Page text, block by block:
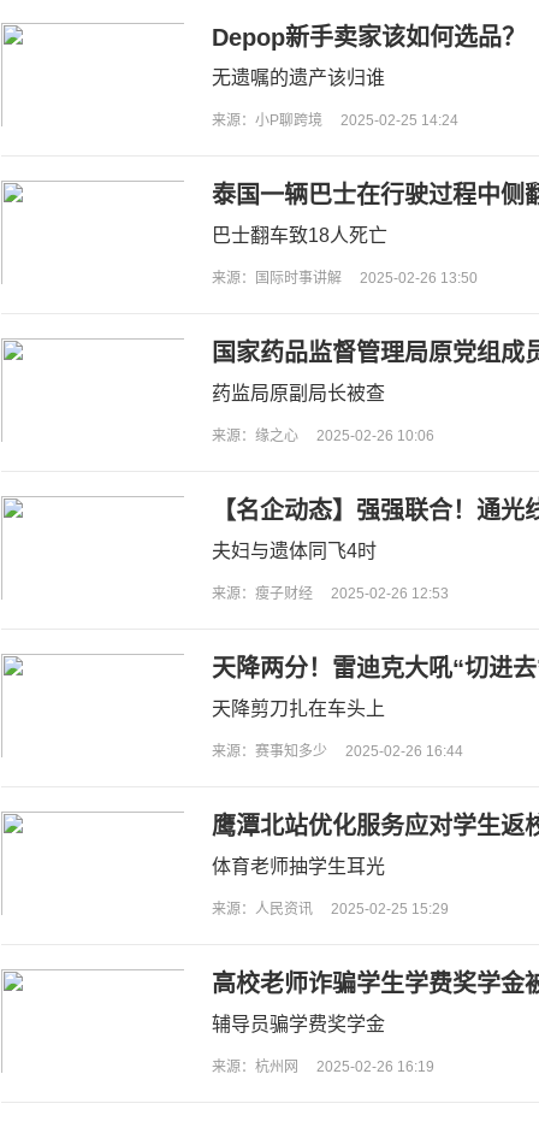
Depop新手卖家该如何选品？
无遗嘱的遗产该归谁
来源：小P聊跨境 2025-02-25 14:24
泰国一辆巴士在行驶过程中侧
巴士翻车致18人死亡
来源：国际时事讲解 2025-02-26 13:50
国家药品监督管理局原党组成
药监局原副局长被查
来源：缘之心 2025-02-26 10:06
【名企动态】‌强强联合！通
司
夫妇与遗体同飞4时
来源：瘦子财经 2025-02-26 12:53
天降两分！雷迪克大吼“切进
入
天降剪刀扎在车头上
来源：赛事知多少 2025-02-26 16:44
鹰潭北站优化服务应对学生返
体育老师抽学生耳光
来源：人民资讯 2025-02-25 15:29
高校老师诈骗学生学费奖学金
辅导员骗学费奖学金
来源：杭州网 2025-02-26 16:19